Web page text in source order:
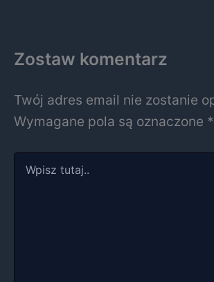
Zostaw komentarz
Twój adres email nie zostanie
Wymagane pola są oznaczone *
tutaj..